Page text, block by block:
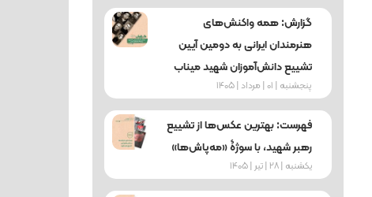
گزارش: همه واکنش‌های
هنرمندان ایرانی به دومین آیین
تشییع دانش‌آموزان شهید میناب
پنجشنبه | 01 | مرداد | 1405
فهرست: بهترین عکس‌ها از تشییع
رهبر شهید، با سوژۀ «مه‌پاش‌ها»
یکشنبه | 28 | تیر | 1405